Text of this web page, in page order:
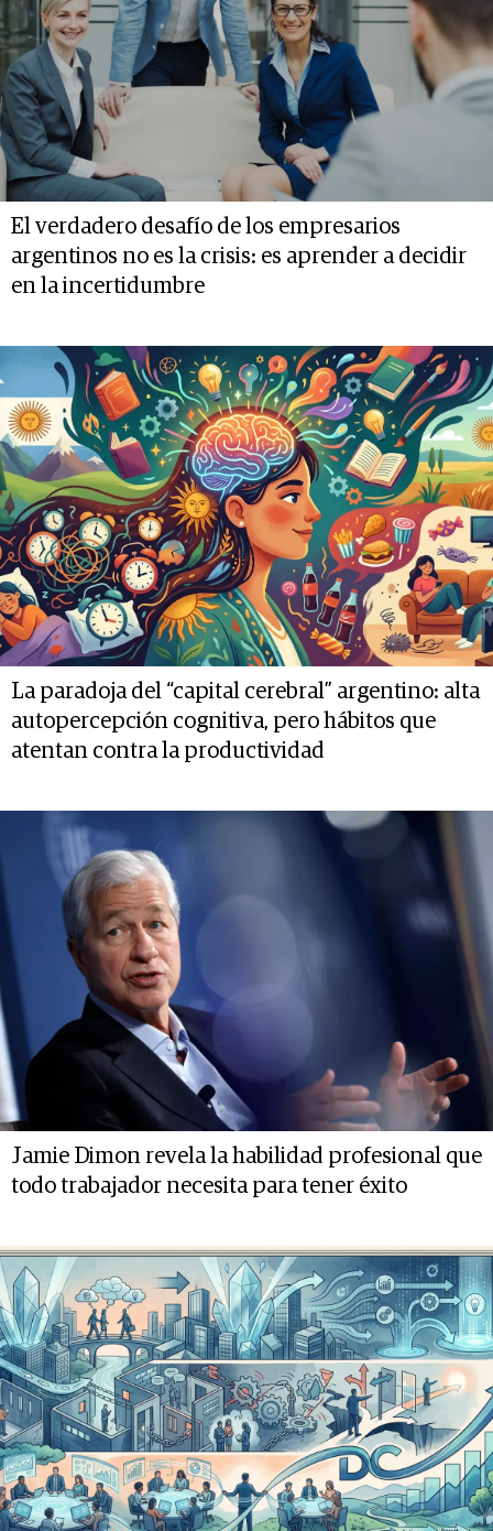
El verdadero desafío de los empresarios
argentinos no es la crisis: es aprender a decidir
en la incertidumbre
La paradoja del “capital cerebral” argentino: alta
autopercepción cognitiva, pero hábitos que
atentan contra la productividad
Jamie Dimon revela la habilidad profesional que
todo trabajador necesita para tener éxito